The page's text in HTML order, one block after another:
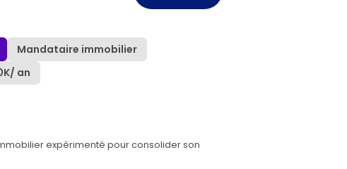
Mandataire immobilier
/ an
expérimenté pour consolider son